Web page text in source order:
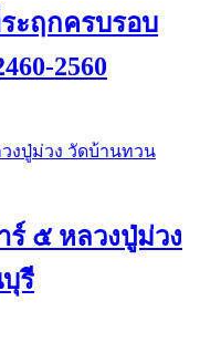
ะฤกครบรอบ
2560
ร์ ๕ หลวงปู่ม่วง
รี